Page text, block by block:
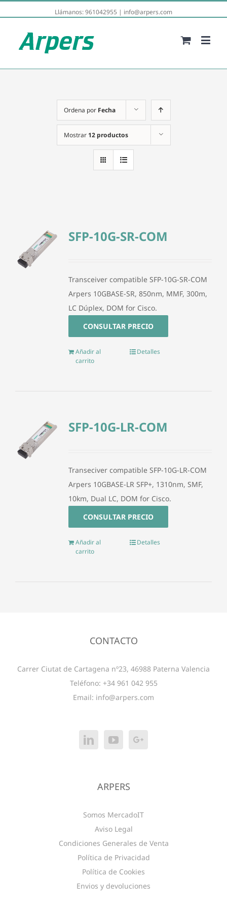
Llámanos:961042955 | info@arpers.com
Ordena por Fecha
Mostrar 12 productos
SFP-10G-SR-COM
Transceiver compatible SFP-10G-SR-COM
Arpers 10GBASE-SR, 850nm, MMF, 300m,
LC Dúplex, DOM for Cisco.
CONSULTAR PRECIO
Añadir al
carrito
Detalles
SFP-10G-LR-COM
Transeciver compatible SFP-10G-LR-COM
Arpers 10GBASE-LR SFP+, 1310nm, SMF,
10km, Dual LC, DOM for Cisco.
CONSULTAR PRECIO
Añadir al
carrito
Detalles
CONTACTO
Carrer Ciutat de Cartagena nº23, 46988 Paterna Valencia
Teléfono: +34 961 042 955
Email: info@arpers.com
ARPERS
Somos MercadoIT
Aviso Legal
Condiciones Generales de Venta
Política de Privacidad
Política de Cookies
Envios y devoluciones